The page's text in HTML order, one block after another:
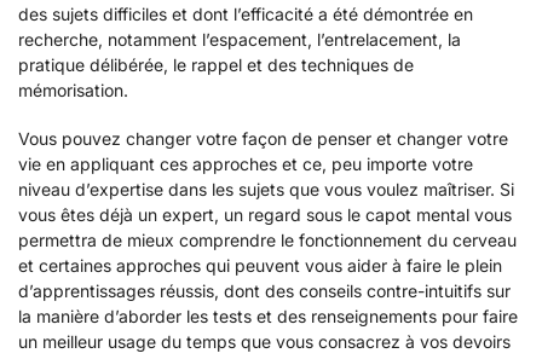
des sujets difficiles et dont l’efficacité a été démontrée en
recherche, notamment l’espacement, l’entrelacement, la
pratique délibérée, le rappel et des techniques de
mémorisation.
Vous pouvez changer votre façon de penser et changer votre
vie en appliquant ces approches et ce, peu importe votre
niveau d’expertise dans les sujets que vous voulez maîtriser. Si
vous êtes déjà un expert, un regard sous le capot mental vous
permettra de mieux comprendre le fonctionnement du cerveau
et certaines approches qui peuvent vous aider à faire le plein
d’apprentissages réussis, dont des conseils contre-intuitifs sur
la manière d’aborder les tests et des renseignements pour faire
un meilleur usage du temps que vous consacrez à vos devoirs